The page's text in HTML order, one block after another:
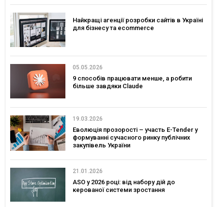
Найкращі агенції розробки сайтів в Україні
для бізнесу та ecommerce
05.05.2026
9 способів працювати менше, а робити
більше завдяки Claude
19.03.2026
Еволюція прозорості – участь E-Tender у
формуванні сучасного ринку публічних
закупівель України
21.01.2026
ASO у 2026 році: від набору дій до
керованої системи зростання